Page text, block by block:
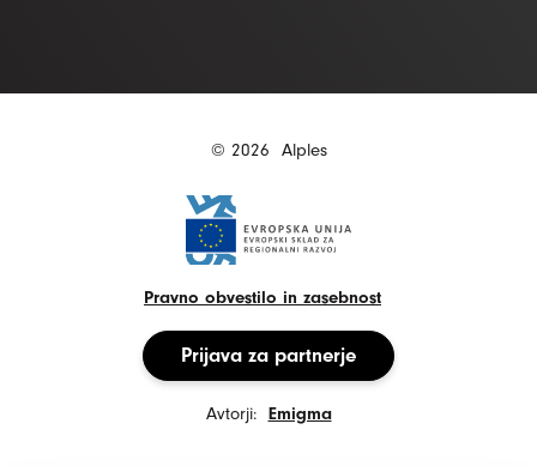
© 2026 Alples
Pravno obvestilo in zasebnost
Prijava za partnerje
Avtorji: Emigma